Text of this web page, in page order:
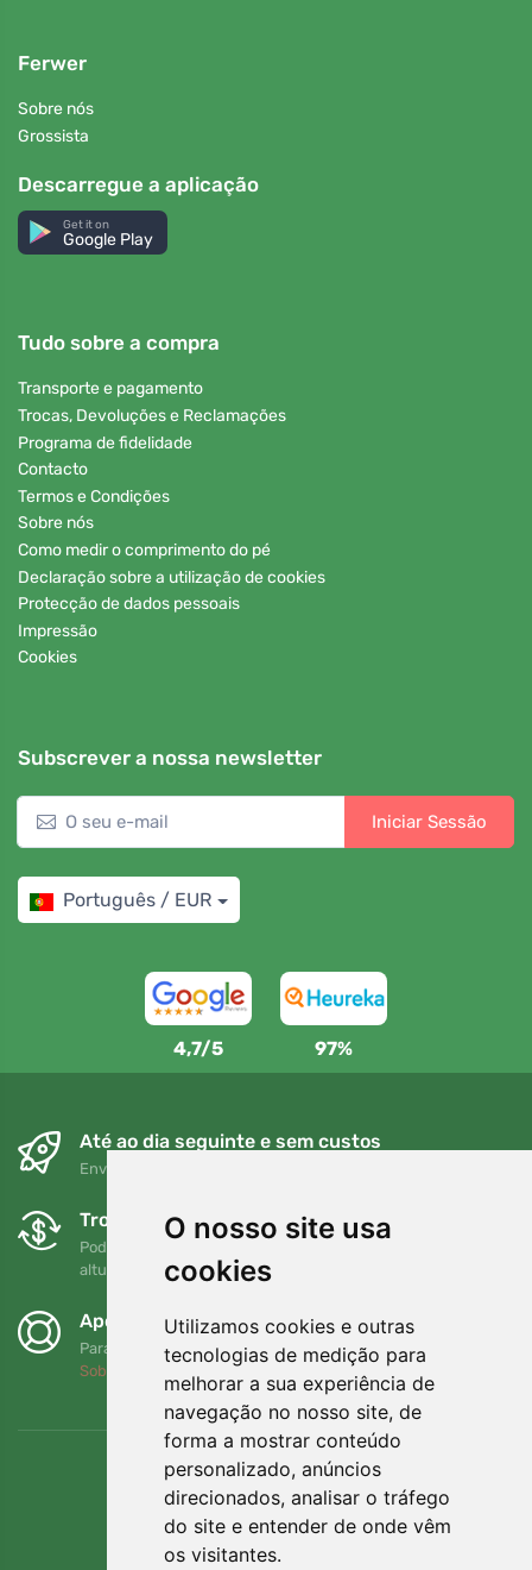
O nosso site usa
cookies
Utilizamos cookies e outras
tecnologias de medição para
melhorar a sua experiência de
navegação no nosso site, de
forma a mostrar conteúdo
personalizado, anúncios
direcionados, analisar o tráfego
do site e entender de onde vêm
os visitantes.
Ferwer
Sobre nós
Grossista
Descarregue a aplicação
Get it on
Google Play
Tudo sobre a compra
Transporte e pagamento
Trocas, Devoluções e Reclamações
Programa de fidelidade
Contacto
Termos e Condições
Sobre nós
Como medir o comprimento do pé
Declaração sobre a utilização de cookies
Protecção de dados pessoais
Impressão
Cookies
Subscrever a nossa newsletter
Iniciar Sessão
Português / EUR
4,7/5 97%
Até ao dia seguinte e sem custos
Envio gratuito para encomendas superiores a 80 EUR
Trocas e devoluções gratuitas
Pode devolver ou trocar a sua encomenda em qualquer
altura no prazo de 90 dias
Apoiamos a Trees.org
Para cada encomenda plantamos uma árvore! Leia mais
Sobre nós